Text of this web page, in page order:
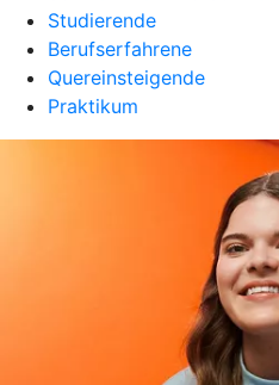
Studierende
Berufserfahrene
Quereinsteigende
Praktikum